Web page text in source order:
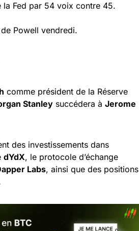
la Fed par 54 voix contre 45.
Powell vendredi.
comme président de la Réserve
Stanley succédera à Jerome
des investissements dans
dYdX, le protocole d’échange
Labs, ainsi que des positions